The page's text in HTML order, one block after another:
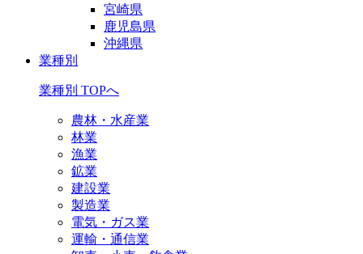
宮崎県
鹿児島県
沖縄県
業種別
業種別 TOPへ
農林・水産業
林業
漁業
鉱業
建設業
製造業
電気・ガス業
運輸・通信業